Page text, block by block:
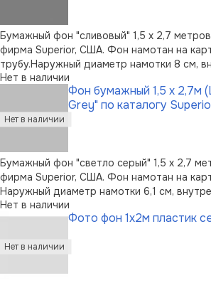
Бумажный фон "сливовый" 1,5 х 2,7
фирма Superior, США. Фон намотан на
трубу.Наружный диаметр намотки 8 см,
картонной трубы 53мм.
Нет в наличии
Фон бумажный 1,5 х 2,7м
Grey" по каталогу
Бумажный фон "светло серый" 1,5 х 2,7
фирма Superior, США. Фон намотан на
Наружный диаметр намотки 6,1 см,
картонной трубы 50 мм. Рулон фона
полиэтиленовую пленку. Вес фона - 1 кг.
Нет в наличии
Фото фон 1х2м пластик